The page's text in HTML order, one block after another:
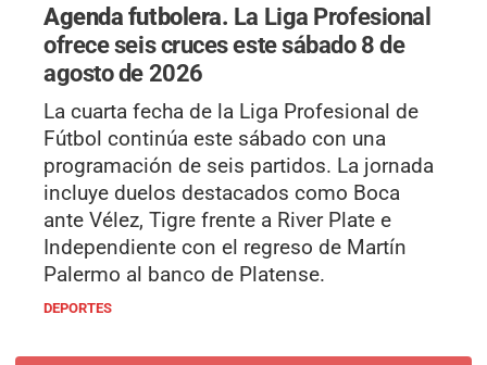
Agenda futbolera. La Liga Profesional
ofrece seis cruces este sábado 8 de
agosto de 2026
La cuarta fecha de la Liga Profesional de
Fútbol continúa este sábado con una
programación de seis partidos. La jornada
incluye duelos destacados como Boca
ante Vélez, Tigre frente a River Plate e
Independiente con el regreso de Martín
Palermo al banco de Platense.
DEPORTES